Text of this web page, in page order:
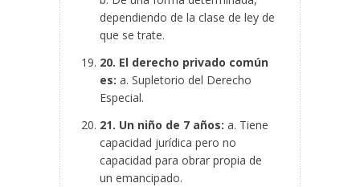
dependiendo de la clase de ley de
que se trate.
20. El derecho privado común
es: a. Supletorio del Derecho
Especial.
21. Un niño de 7 años: a. Tiene
capacidad jurídica pero no
capacidad para obrar propia de
un emancipado.